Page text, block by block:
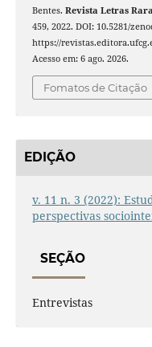
Bentes. Revista Letras
459, 2022. DOI: 10.5281/
https://
Acesso em: 6 ago. 2026.
Fomatos de Citação
EDIÇÃO
v. 11 n. 3 (2022):
perspectivas
SEÇÃO
Entrevistas